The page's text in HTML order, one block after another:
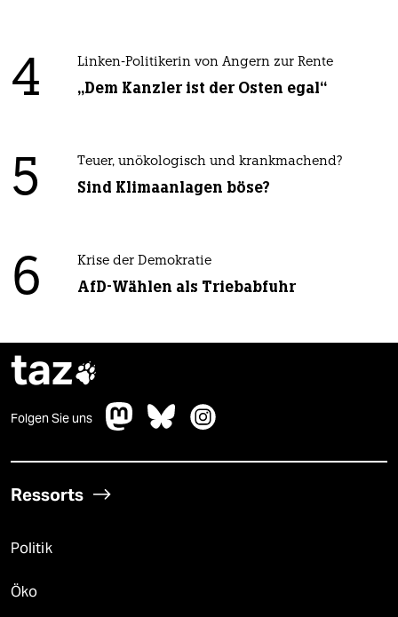
4
Linken-Politikerin von Angern zur Rente
„Dem Kanzler ist der Osten egal“
5 Teuer, unökologisch und krankmachend?
Sind Klimaanlagen böse?
6 Krise der Demokratie
AfD-Wählen als Triebabfuhr
taz
Folgen Sie uns
Ressorts
Politik
Öko